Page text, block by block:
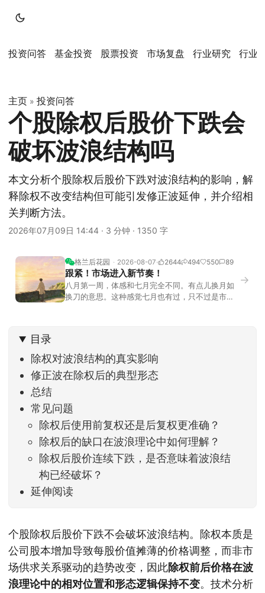
投资问答 基金投资 股票投资 市场复盘 行业研究 行业
主页 » 投资问答
个股除权后股价下跌会
破坏波浪结构吗
本文分析个股除权后股价下跌对波浪结构的影响，解
释除权不改变结构但可能引发修正波延伸，并介绍相
关判断方法。
2026年07月09日 14:44 · 3 分钟 · 1350 字
格兰后花园 2026-08-07 2644 494 550 89
跟紧！市场进入新节奏！
八月第一周，体感和七月完全不同。有点儿换月如
换刀的意思。这种感觉七月也有过，只不过是市场
家感受到了春天般的暖风。指数涨了百点，交易额
回暖到2
→
目录
除权对波浪结构的真实影响
修正波在除权后的典型形态
总结
常见问题
除权后使用前复权还是后复权更准确？
除权后的缺口在波浪理论中如何理解？
除权后股价连续下跌，是否意味着波浪结
构已经破坏？
延伸阅读
个股除权后股价下跌不会破坏波浪结构。除权本质是
公司股本增加导致每股价值摊薄的价格调整，而非市
场供求关系驱动的趋势改变，因此除权前后价格在波
浪理论中的相对位置和形态逻辑保持不变。技术分析